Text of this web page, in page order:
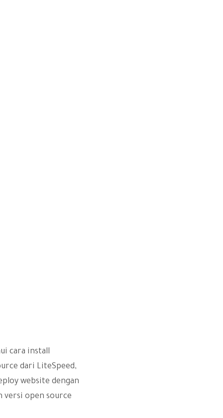
cara install
dari LiteSpeed,
website dengan
versi open source